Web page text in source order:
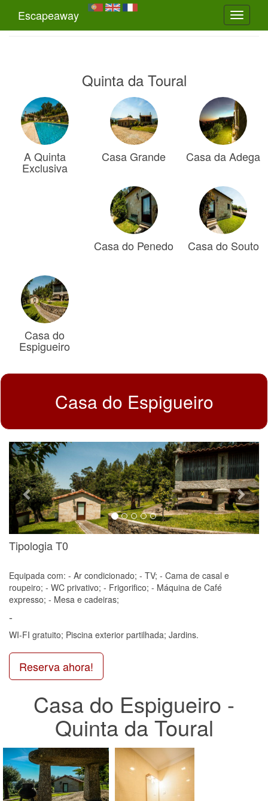
Toggle
Escapeaway
Quinta da Toural
A Quinta
Exclusiva
Casa Grande Casa da Adega
Casa do Penedo Casa do Souto
Casa do
Espigueiro
Casa do Espigueiro
Previous Next
Tipologia T0
Equipada com: - Ar condicionado; - TV; - Cama de casal e
roupeiro; - WC privativo; - Frigorifico; - Máquina de Café
expresso; - Mesa e cadeiras;
-
WI-FI gratuito; Piscina exterior partilhada; Jardins.
Reserva ahora!
Casa do Espigueiro -
Quinta da Toural